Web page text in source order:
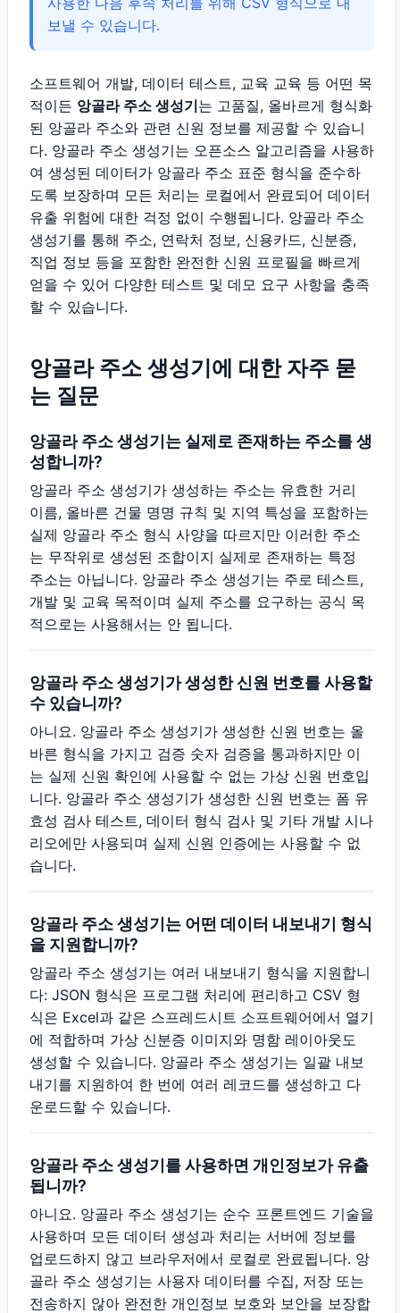
보낼 수 있습니다.
소프트웨어 개발, 데이터 테스트, 교육 교육 등 어떤 목
적이든 앙골라 주소 생성기는 고품질, 올바르게 형식화
된 앙골라 주소와 관련 신원 정보를 제공할 수 있습니
다. 앙골라 주소 생성기는 오픈소스 알고리즘을 사용하
여 생성된 데이터가 앙골라 주소 표준 형식을 준수하
도록 보장하며 모든 처리는 로컬에서 완료되어 데이터
유출 위험에 대한 걱정 없이 수행됩니다. 앙골라 주소
생성기를 통해 주소, 연락처 정보, 신용카드, 신분증,
직업 정보 등을 포함한 완전한 신원 프로필을 빠르게
얻을 수 있어 다양한 테스트 및 데모 요구 사항을 충족
할 수 있습니다.
앙골라 주소 생성기에 대한 자주 묻
는 질문
앙골라 주소 생성기는 실제로 존재하는 주소를 생
성합니까?
앙골라 주소 생성기가 생성하는 주소는 유효한 거리
이름, 올바른 건물 명명 규칙 및 지역 특성을 포함하는
실제 앙골라 주소 형식 사양을 따르지만 이러한 주소
는 무작위로 생성된 조합이지 실제로 존재하는 특정
주소는 아닙니다. 앙골라 주소 생성기는 주로 테스트,
개발 및 교육 목적이며 실제 주소를 요구하는 공식 목
적으로는 사용해서는 안 됩니다.
앙골라 주소 생성기가 생성한 신원 번호를 사용할
수 있습니까?
아니요. 앙골라 주소 생성기가 생성한 신원 번호는 올
바른 형식을 가지고 검증 숫자 검증을 통과하지만 이
는 실제 신원 확인에 사용할 수 없는 가상 신원 번호입
니다. 앙골라 주소 생성기가 생성한 신원 번호는 폼 유
효성 검사 테스트, 데이터 형식 검사 및 기타 개발 시나
리오에만 사용되며 실제 신원 인증에는 사용할 수 없
습니다.
앙골라 주소 생성기는 어떤 데이터 내보내기 형식
을 지원합니까?
앙골라 주소 생성기는 여러 내보내기 형식을 지원합니
다: JSON 형식은 프로그램 처리에 편리하고 CSV 형
식은 Excel과 같은 스프레드시트 소프트웨어에서 열기
에 적합하며 가상 신분증 이미지와 명함 레이아웃도
생성할 수 있습니다. 앙골라 주소 생성기는 일괄 내보
내기를 지원하여 한 번에 여러 레코드를 생성하고 다
운로드할 수 있습니다.
앙골라 주소 생성기를 사용하면 개인정보가 유출
됩니까?
아니요. 앙골라 주소 생성기는 순수 프론트엔드 기술을
사용하며 모든 데이터 생성과 처리는 서버에 정보를
업로드하지 않고 브라우저에서 로컬로 완료됩니다. 앙
골라 주소 생성기는 사용자 데이터를 수집, 저장 또는
전송하지 않아 완전한 개인정보 보호와 보안을 보장합